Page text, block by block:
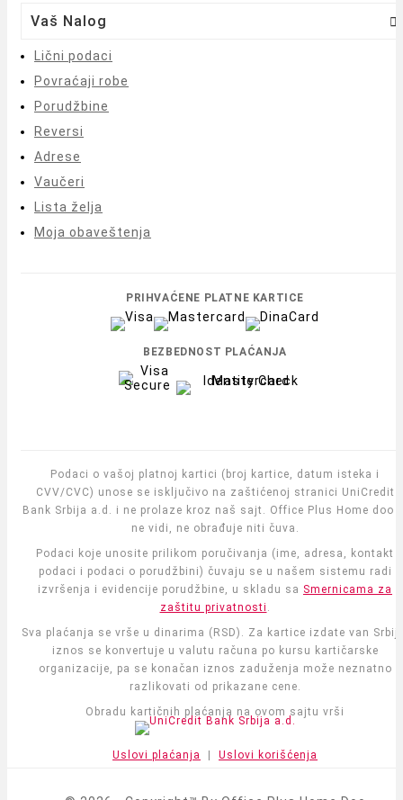
Vaš Nalog 
Lični podaci
Povraćaji robe
Porudžbine
Reversi
Adrese
Vaučeri
Lista želja
Moja obaveštenja
PRIHVAĆENE PLATNE KARTICE
BEZBEDNOST PLAĆANJA
Podaci o vašoj platnoj kartici (broj kartice, datum isteka i
CVV/CVC) unose se isključivo na zaštićenoj stranici UniCredit
Bank Srbija a.d. i ne prolaze kroz naš sajt. Office Plus Home doo
ne vidi, ne obrađuje niti čuva.
Podaci koje unosite prilikom poručivanja (ime, adresa, kontakt
podaci i podaci o porudžbini) čuvaju se u našem sistemu radi
izvršenja i evidencije porudžbine, u skladu sa Smernicama za
zaštitu privatnosti .
Sva plaćanja se vrše u dinarima (RSD). Za kartice izdate van
iznos se konvertuje u valutu računa po kursu kartičarske
organizacije, pa se konačan iznos zaduženja može neznatno
razlikovati od prikazane cene.
Obradu kartičnih plaćanja na ovom sajtu vrši
Uslovi plaćanja Uslovi korišćenja